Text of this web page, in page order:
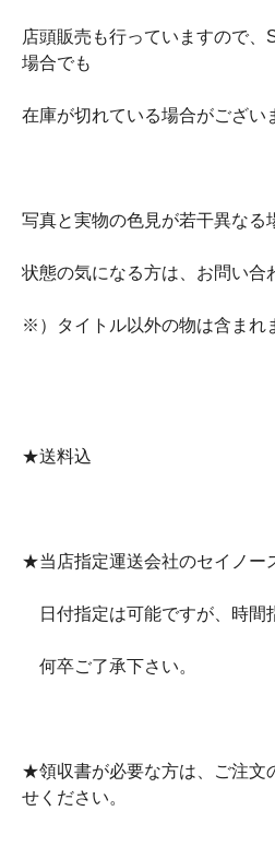
店頭販売も行っていますので、
場合でも
在庫が切れている場合がござい
写真と実物の色見が若干異なる
状態の気になる方は、お問い合
※）タイトル以外の物は含まれ
★送料込
★当店指定運送会社のセイノー
日付指定は可能ですが、時間
何卒ご了承下さい。
★領収書が必要な方は、ご注文
せください。